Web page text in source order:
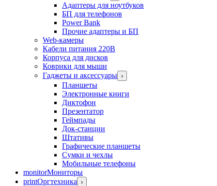
Адаптеры для ноутбуков
БП для телефонов
Power Bank
Прочие адаптеры и БП
Web-камеры
Кабели питания 220В
Корпуса для дисков
Коврики для мыши
Гаджеты и аксессуары ›
Планшеты
Электронные книги
Диктофон
Презентатор
Геймпады
Док-станции
Штативы
Графические планшеты
Сумки и чехлы
Мобильные телефоны
monitorМониторы
printОргтехника ›